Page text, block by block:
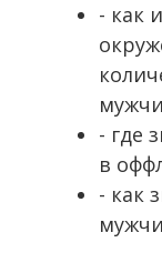
- как
- где
в
- как